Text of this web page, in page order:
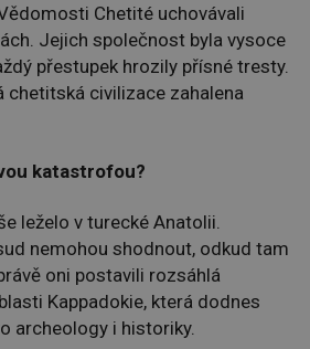
Chetité uchovávali
Jejich společnost byla vysoce
přestupek hrozily přísné tresty.
chetitská civilizace zahalena
katastrofou?
leželo v turecké Anatolii.
nemohou shodnout, odkud tam
oni postavili rozsáhlá
Kappadokie, která dodnes
archeology i historiky.